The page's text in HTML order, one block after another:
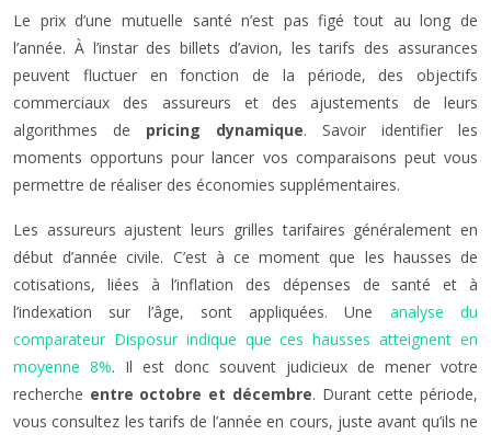
Le prix d’une mutuelle santé n’est pas figé tout au long de
l’année. À l’instar des billets d’avion, les tarifs des assurances
peuvent fluctuer en fonction de la période, des objectifs
commerciaux des assureurs et des ajustements de leurs
algorithmes de pricing dynamique. Savoir identifier les
moments opportuns pour lancer vos comparaisons peut vous
permettre de réaliser des économies supplémentaires.
Les assureurs ajustent leurs grilles tarifaires généralement en
début d’année civile. C’est à ce moment que les hausses de
cotisations, liées à l’inflation des dépenses de santé et à
l’indexation sur l’âge, sont appliquées. Une analyse du
comparateur Disposur indique que ces hausses atteignent en
moyenne 8%. Il est donc souvent judicieux de mener votre
recherche entre octobre et décembre. Durant cette période,
vous consultez les tarifs de l’année en cours, juste avant qu’ils ne